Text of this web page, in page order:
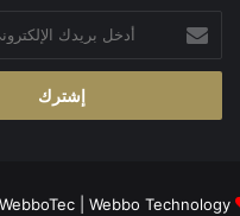
بريدك
الإلكتروني
WebboTec Webbo Technology